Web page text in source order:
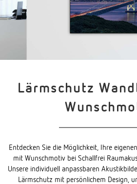
Lärmschutz
Entdecken Sie die Möglichkeit, Ihre
mit Wunschmotiv bei Schallfrei
Unsere individuell anpassbaren
Lärmschutz mit persönlichem Design,